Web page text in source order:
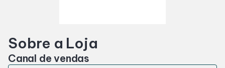
Fique Por Dentro
Sobre a Loja
Canal de vendas